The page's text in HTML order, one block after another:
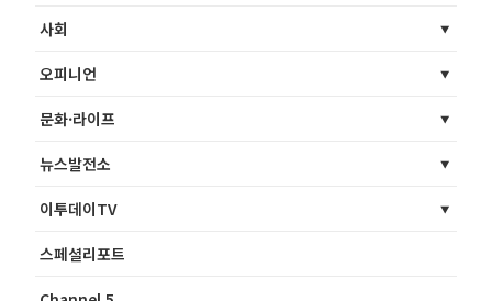
사회
오피니언
문화·라이프
뉴스발전소
이투데이TV
스페셜리포트